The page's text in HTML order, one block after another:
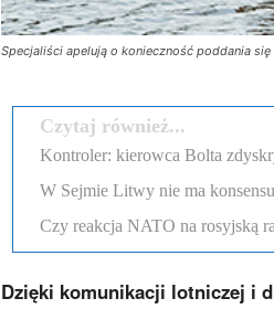
Specjaliści apelują o konieczność poddania
Czytaj również...
Kontroler: kierowca Bolta
W Sejmie Litwy nie ma
Czy reakcja NATO na rosyjską
Dzięki komunikacji lotniczej i